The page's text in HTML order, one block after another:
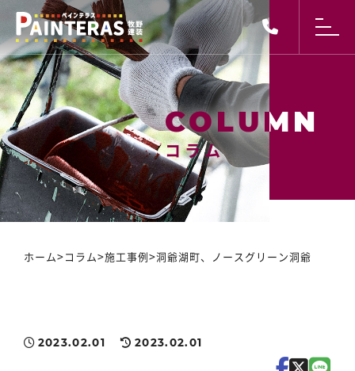
コラム
コラム
ホーム>コラム>施工事例>洞爺湖町、ノースグリーン洞爺
2023.02.01 2023.02.01